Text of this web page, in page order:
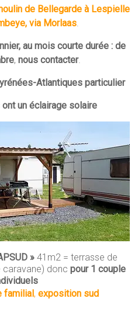
de Bellegarde à Lespielle
via Morlaas.
au mois courte durée : de
,nous contacter.
Atlantiques particulier
un éclairage solaire
»41m2 = terrasse de
caravane) doncpour 1 couple
familial , exposition sud